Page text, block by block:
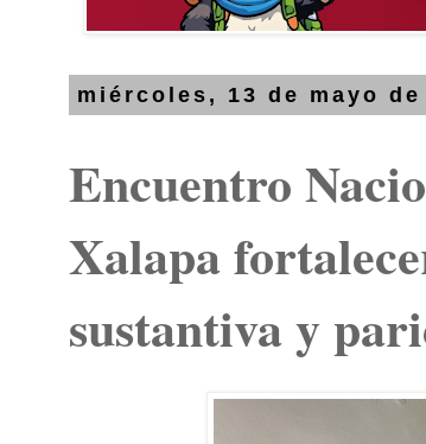
miércoles, 13 de mayo de
Encuentro
Xalapa
sustantiva y